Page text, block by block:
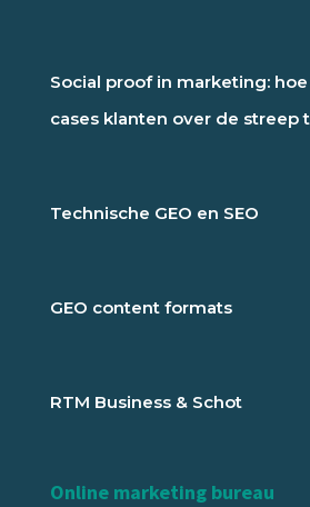
Social proof in marketing:
cases klanten over de streep
Technische GEO en SEO
GEO content formats
RTM Business & Schot
Online marketing bureau